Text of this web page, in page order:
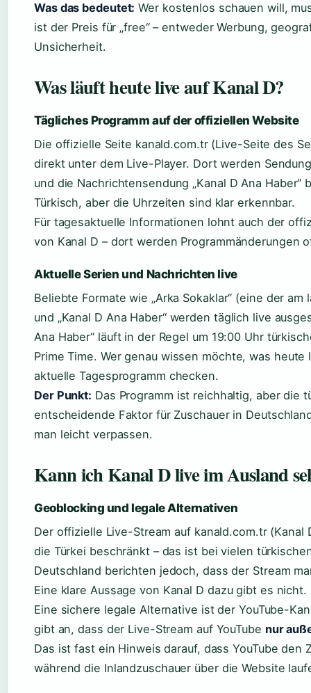
Was das bedeutet: Wer kostenlos schauen will,
ist der Preis für „free“ – entweder Werbung,
Unsicherheit.
Was läuft heute live auf Kanal D?
Tägliches Programm auf der offiziellen Website
Die offizielle Seite kanald.com.tr (Live-Seite des
direkt unter dem Live-Player. Dort werden
und die Nachrichtensendung „Kanal D Ana
Türkisch, aber die Uhrzeiten sind klar erkennbar.
Für tagesaktuelle Informationen lohnt auch der
von Kanal D – dort werden Programmänderungen
Aktuelle Serien und Nachrichten live
Beliebte Formate wie „Arka Sokaklar“ (eine der
und „Kanal D Ana Haber“ werden täglich live
Ana Haber“ läuft in der Regel um 19:00 Uhr
Prime Time. Wer genau wissen möchte, was
aktuelle Tagesprogramm checken.
Der Punkt: Das Programm ist reichhaltig, aber die
entscheidende Faktor für Zuschauer in
man leicht verpassen.
Kann ich Kanal D live im Ausland
Geoblocking und legale Alternativen
Der offizielle Live-Stream auf kanald.com.tr
die Türkei beschränkt – das ist bei vielen
Deutschland berichten jedoch, dass der Stream
Eine klare Aussage von Kanal D dazu gibt es nicht.
Eine sichere legale Alternative ist der YouTube-
gibt an, dass der Live-Stream auf YouTube nur
Das ist fast ein Hinweis darauf, dass YouTube den
während die Inlandzuschauer über die Website